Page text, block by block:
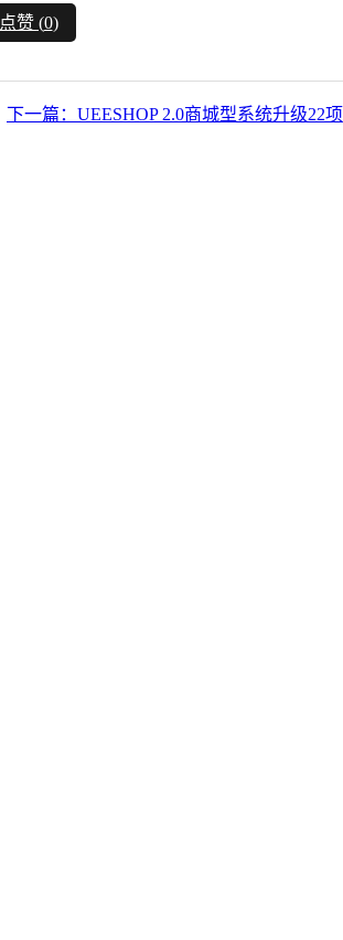
点赞 (0)
下一篇：UEESHOP 2.0商城型系统升级22项